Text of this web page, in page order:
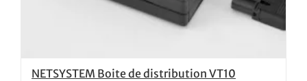
NETSYSTEM Boite de distribution VT10